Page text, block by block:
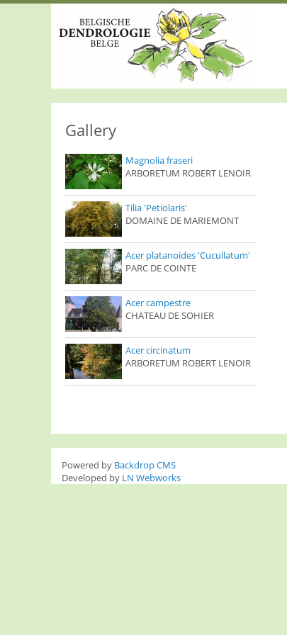
Gallery
Magnolia fraseri
ARBORETUM ROBERT LENOIR
Tilia 'Petiolaris'
DOMAINE DE MARIEMONT
Acer platanoides 'Cucullatum'
PARC DE COINTE
Acer campestre
CHATEAU DE SOHIER
Acer circinatum
ARBORETUM ROBERT LENOIR
Powered by Backdrop CMS
Developed by LN Webworks